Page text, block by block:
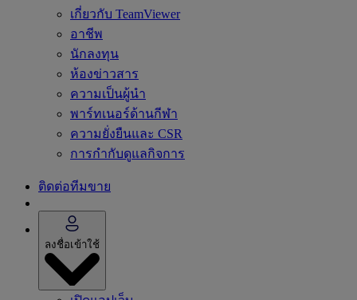
เกี่ยวกับ TeamViewer
อาชีพ
นักลงทุน
ห้องข่าวสาร
ความเป็นผู้นำ
พาร์ทเนอร์ด้านกีฬา
ความยั่งยืนและ CSR
การกำกับดูแลกิจการ
ติดต่อทีมขาย
ลงชื่อเข้าใช้